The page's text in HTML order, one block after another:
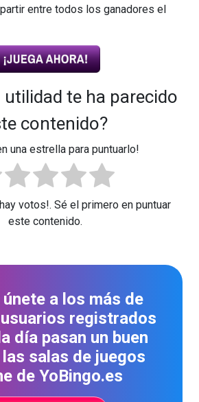
entre todos los ganadores el
utilidad te ha parecido
contenido?
una estrella para puntuarlo!
hay votos!. Sé el primero en puntuar
este contenido.
únete a los más de
registrados
día pasan un buen
salas de juegos
de YoBingo.es